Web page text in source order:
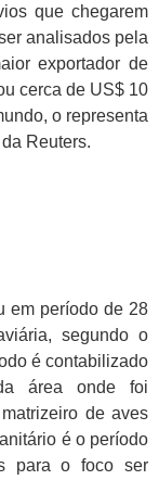
que chegarem
analisados pela
exportador de
cerca de US$ 10
o representa
Reuters.
em período de 28
segundo o
é contabilizado
área onde foi
de aves
é o período
para o foco ser